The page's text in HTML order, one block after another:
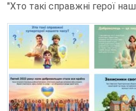
"Хто такі справжні герої